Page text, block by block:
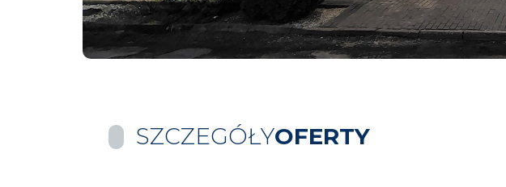
SZCZEGÓŁYOFERTY